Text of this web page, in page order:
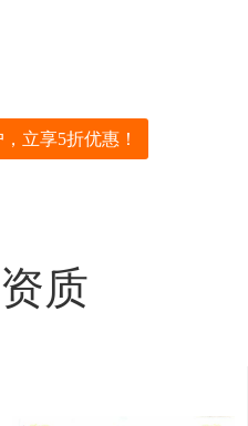
立享5折优惠！
质